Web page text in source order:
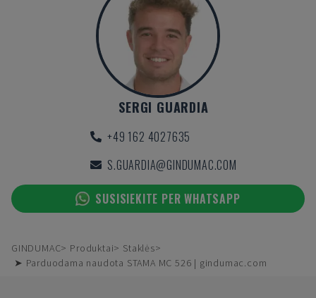
SERGI GUARDIA
+49 162 4027635
S.GUARDIA@GINDUMAC.COM
SUSISIEKITE PER WHATSAPP
GINDUMAC Produktai
Staklės
➤ Parduodama naudota STAMA MC 526 | gindumac.com